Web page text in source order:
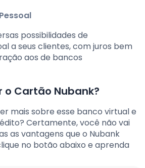
possibilidades de
a seus clientes, com juros bem
aos de bancos
o Cartão Nubank?
mais sobre esse banco virtual e
Certamente, você não vai
as vantagens que o Nubank
no botão abaixo e aprenda